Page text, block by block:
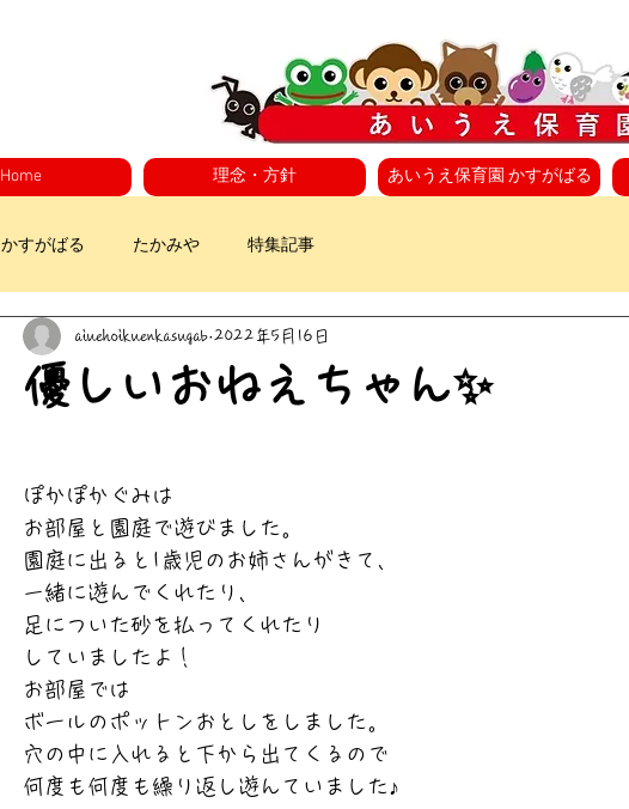
Home 理念・方針 あいうえ保育園 かすがばる
かすがばる たかみや 特集記事
優しいおねえちゃん✨
aiuehoikuenkasugab 2022年5月16日
ぽかぽかぐみは
お部屋と園庭で遊びました。
園庭に出ると1歳児のお姉さんがきて、
一緒に遊んでくれたり、
足についた砂を払ってくれたり
していましたよ！
お部屋では
ボールのポットンおとしをしました。
穴の中に入れると下から出てくるので
何度も何度も繰り返し遊んていました♪